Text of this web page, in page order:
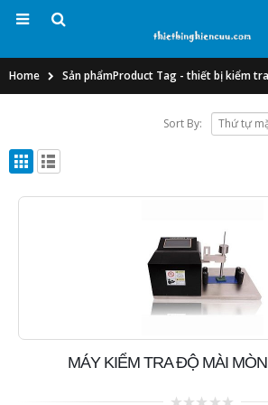
Home Sản phẩmProduct Tag -thiết bị kiểm
Sort By:
MÁY KIỂM TRA ĐỘ MÀI